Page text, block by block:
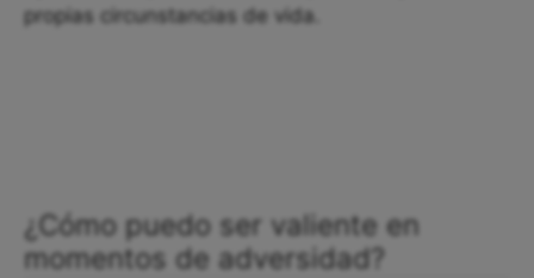
propias circunstancias de vida.
¿Cómo puedo ser valiente en
momentos de adversidad?